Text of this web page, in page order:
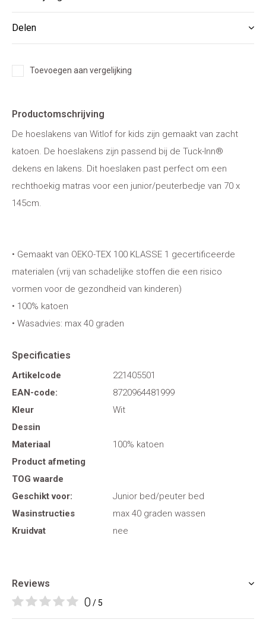
Delen
Toevoegen aan vergelijking
Productomschrijving
De hoeslakens van Witlof for kids zijn gemaakt van zacht
katoen. De hoeslakens zijn passend bij de Tuck-Inn®
dekens en lakens. Dit hoeslaken past perfect om een
rechthoekig matras voor een junior/peuterbedje van 70 x
145cm.
• Gemaakt van OEKO-TEX 100 KLASSE 1 gecertificeerde
materialen (vrij van schadelijke stoffen die een risico
vormen voor de gezondheid van kinderen)
• 100% katoen
• Wasadvies: max 40 graden
Specificaties
Artikelcode
221405501
EAN-code:
8720964481999
Kleur
Wit
Dessin
Materiaal
100% katoen
Product afmeting
TOG waarde
Geschikt voor:
Junior bed/peuter bed
Wasinstructies
max 40 graden wassen
Kruidvat
nee
Reviews
0 / 5